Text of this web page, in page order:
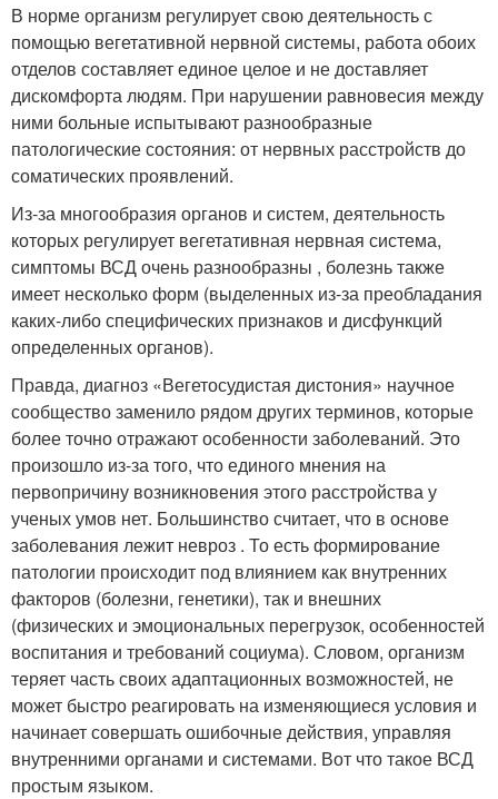
В норме организм регулирует свою деятельность с
помощью вегетативной нервной системы, работа обоих
отделов составляет единое целое и не доставляет
дискомфорта людям. При нарушении равновесия между
ними больные испытывают разнообразные
патологические состояния: от нервных расстройств до
соматических проявлений.
Из-за многообразия органов и систем, деятельность
которых регулирует вегетативная нервная система,
симптомы ВСД очень разнообразны , болезнь также
имеет несколько форм (выделенных из-за преобладания
каких-либо специфических признаков и дисфункций
определенных органов).
Правда, диагноз «Вегетосудистая дистония» научное
сообщество заменило рядом других терминов, которые
более точно отражают особенности заболеваний. Это
произошло из-за того, что единого мнения на
первопричину возникновения этого расстройства у
ученых умов нет. Большинство считает, что в основе
заболевания лежит невроз . То есть формирование
патологии происходит под влиянием как внутренних
факторов (болезни, генетики), так и внешних
(физических и эмоциональных перегрузок, особенностей
воспитания и требований социума). Словом, организм
теряет часть своих адаптационных возможностей, не
может быстро реагировать на изменяющиеся условия и
начинает совершать ошибочные действия, управляя
внутренними органами и системами. Вот что такое ВСД
простым языком.